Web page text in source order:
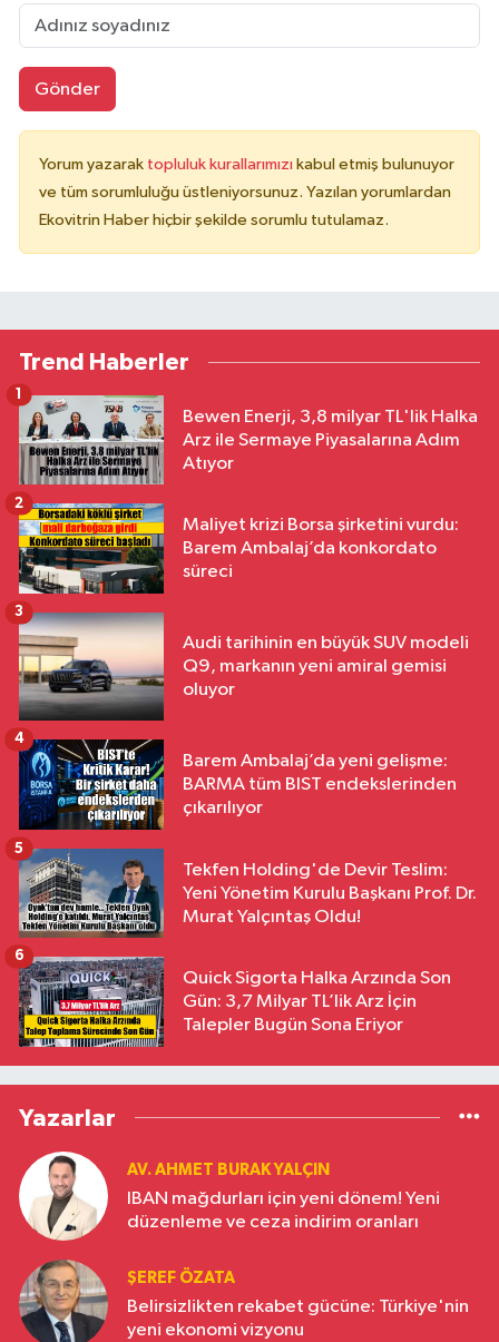
Gönder
Yorum yazarak topluluk kurallarımızı kabul etmiş bulunuyor
ve tüm sorumluluğu üstleniyorsunuz. Yazılan yorumlardan
Ekovitrin Haber hiçbir şekilde sorumlu tutulamaz.
Trend Haberler
Bewen Enerji, 3,8 milyar TL'lik Halka
Arz ile Sermaye Piyasalarına Adım
Atıyor
1
Maliyet krizi Borsa şirketini vurdu:
Barem Ambalaj’da konkordato
süreci
2
Audi tarihinin en büyük SUV modeli
Q9, markanın yeni amiral gemisi
oluyor
3
Barem Ambalaj’da yeni gelişme:
BARMA tüm BIST endekslerinden
çıkarılıyor
4
Tekfen Holding'de Devir Teslim:
Yeni Yönetim Kurulu Başkanı Prof. Dr.
Murat Yalçıntaş Oldu!
5
Quick Sigorta Halka Arzında Son
Gün: 3,7 Milyar TL’lik Arz İçin
Talepler Bugün Sona Eriyor
6
Yazarlar
AV. AHMET BURAK YALÇIN
IBAN mağdurları için yeni dönem! Yeni
düzenleme ve ceza indirim oranları
ŞEREF ÖZATA
Belirsizlikten rekabet gücüne: Türkiye'nin
yeni ekonomi vizyonu